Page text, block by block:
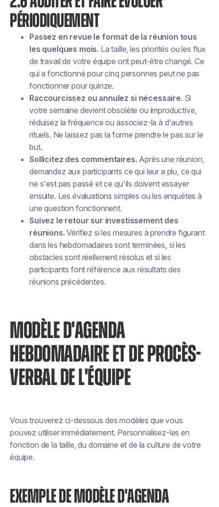
PÉRIODIQUEMENT
Passez en revue le format de la réunion tous
les quelques mois. La taille, les priorités ou les flux
de travail de votre équipe ont peut-être changé. Ce
qui a fonctionné pour cinq personnes peut ne pas
fonctionner pour quinze.
Raccourcissez ou annulez si nécessaire. Si
votre semaine devient obsolète ou improductive,
réduisez la fréquence ou associez-la à d'autres
rituels. Ne laissez pas la forme prendre le pas sur le
but.
Sollicitez des commentaires. Après une réunion,
demandez aux participants ce qui leur a plu, ce qui
ne s'est pas passé et ce qu'ils doivent essayer
ensuite. Les évaluations simples ou les enquêtes à
une question fonctionnent.
Suivez le retour sur investissement des
réunions. Vérifiez si les mesures à prendre figurant
dans les hebdomadaires sont terminées, si les
obstacles sont réellement résolus et si les
participants font référence aux résultats des
réunions précédentes.
MODÈLE D'AGENDA
HEBDOMADAIRE ET DE PROCÈS-
VERBAL DE L'ÉQUIPE
Vous trouverez ci-dessous des modèles que vous
pouvez utiliser immédiatement. Personnalisez-les en
fonction de la taille, du domaine et de la culture de votre
équipe.
EXEMPLE DE MODÈLE D'AGENDA